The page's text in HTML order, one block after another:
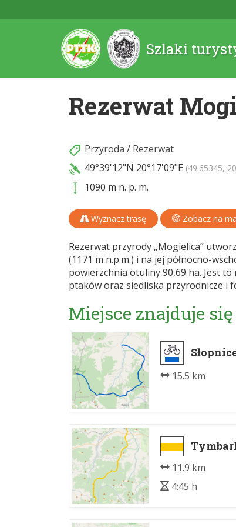
Szlaki
Rezerwat
Przyroda / Rezerwat
49°39'12"N 20°17'09"E (49.65345,
1090 m n. p. m.
Wyznacz trasę Zobacz na
Rezerwat przyrody „Mogielica”
(1171 m n.p.m.) i na jej północno-
powierzchnia otuliny 90,69 ha. Jest
ptaków oraz siedliska przyrodnicze i
Miejsce znajduje
15.5 km
11.9 km
4:45 h